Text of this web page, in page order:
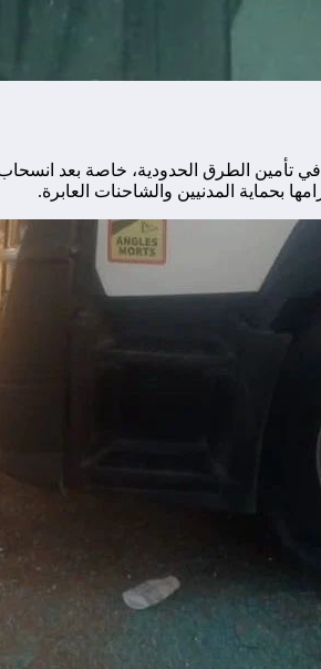
تأمين الطرق الحدودية، خاصة بعد
بحماية المدنيين والشاحنات العابرة.